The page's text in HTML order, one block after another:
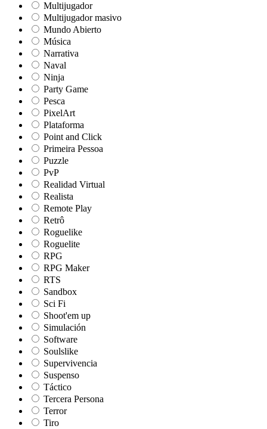
Multijugador
Multijugador masivo
Mundo Abierto
Música
Narrativa
Naval
Ninja
Party Game
Pesca
PixelArt
Plataforma
Point and Click
Primeira Pessoa
Puzzle
PvP
Realidad Virtual
Realista
Remote Play
Retrô
Roguelike
Roguelite
RPG
RPG Maker
RTS
Sandbox
Sci Fi
Shoot'em up
Simulación
Software
Soulslike
Supervivencia
Suspenso
Táctico
Tercera Persona
Terror
Tiro